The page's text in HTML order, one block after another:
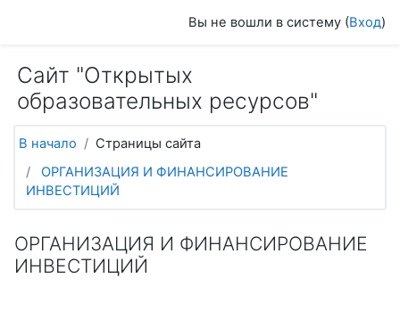
Вы не вошли в систему (Вход)
Сайт "Открытых
образовательных ресурсов"
В начало
Страницы сайта
ОРГАНИЗАЦИЯ И ФИНАНСИРОВАНИЕ
ИНВЕСТИЦИЙ
ОРГАНИЗАЦИЯ И ФИНАНСИРОВАНИЕ
ИНВЕСТИЦИЙ